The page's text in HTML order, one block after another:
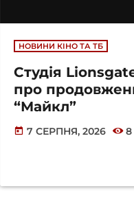
НОВИНИ КІНО ТА ТБ
Студія
про
“Майкл”
today 7 СЕРПНЯ, 2026 8